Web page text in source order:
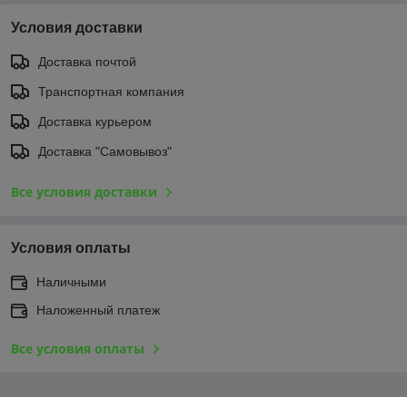
Условия доставки
Доставка почтой
Транспортная компания
Доставка курьером
Доставка "Самовывоз"
Все условия доставки
Условия оплаты
Наличными
Наложенный платеж
Все условия оплаты